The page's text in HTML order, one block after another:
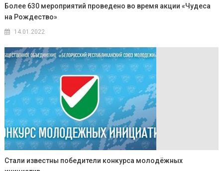
Более 630 мероприятий проведено во время акции «Чудеса
на Рождество»
14.01.2022
Стали известны победители конкурса молодёжных